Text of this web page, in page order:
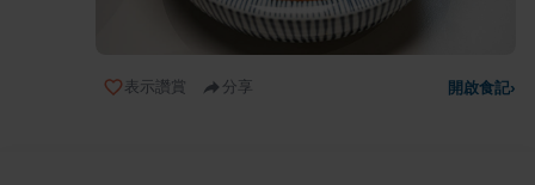
表示讚賞 分享 開啟食記›